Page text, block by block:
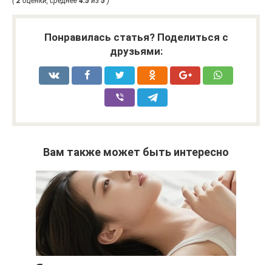
Понравилась статья? Поделиться с
друзьями:
Вам также может быть интересно